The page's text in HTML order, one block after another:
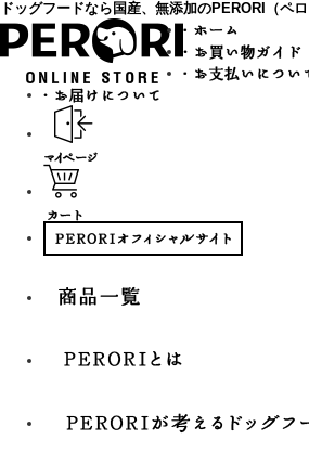
ドッグフードなら国産、無添加のPERORI（ペロ